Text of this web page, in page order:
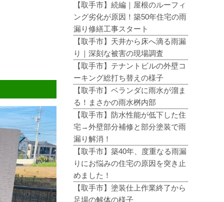
【取手市】続編｜屋根のルーフィ
ング劣化が原因！築50年住宅の雨
漏り修繕工事スタート
【取手市】天井から床へ滴る雨漏
り｜深刻な被害の現場調査
【取手市】テナントビルの外壁コ
ーキング総打ち替えの様子
【取手市】ベランダに雨水が溜ま
る！まさかの雨水桝内部
【取手市】防水性能が低下した住
宅→外壁部分補修と部分塗装で雨
漏り解消！
【取手市】築40年、度重なる雨漏
りにお悩みの住宅の原因を突き止
めました！
【取手市】塗装仕上作業終了から
足場の解体の様子